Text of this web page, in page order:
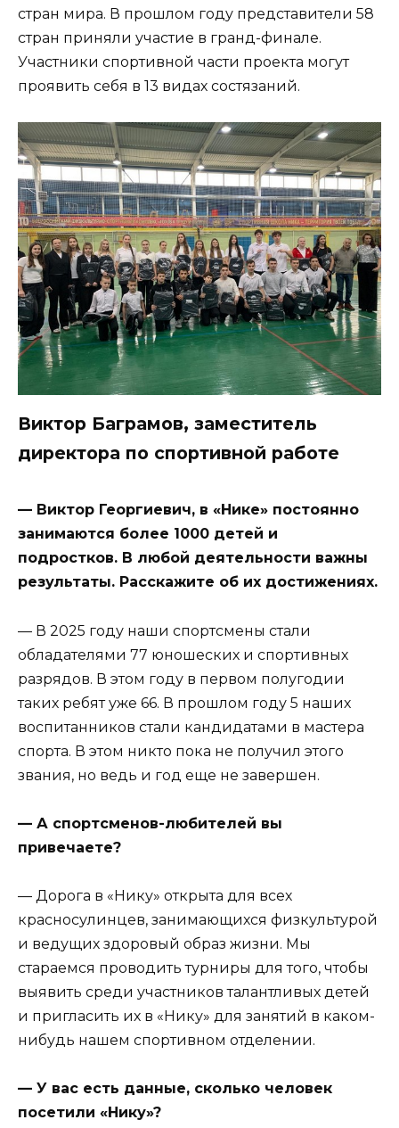
стран мира. В прошлом году представители 58
стран приняли участие в гранд-финале.
Участники спортивной части проекта могут
проявить себя в 13 видах состязаний.
Виктор Баграмов, заместитель
директора по спортивной работе
— Виктор Георгиевич, в «Нике» постоянно
занимаются более 1000 детей и
подростков. В любой деятельности важны
результаты. Расскажите об их достижениях.
— В 2025 году наши спортсмены стали
обладателями 77 юношеских и спортивных
разрядов. В этом году в первом полугодии
таких ребят уже 66. В прошлом году 5 наших
воспитанников стали кандидатами в мастера
спорта. В этом никто пока не получил этого
звания, но ведь и год еще не завершен.
— А спортсменов-любителей вы
привечаете?
— Дорога в «Нику» открыта для всех
красносулинцев, занимающихся физкультурой
и ведущих здоровый образ жизни. Мы
стараемся проводить турниры для того, чтобы
выявить среди участников талантливых детей
и пригласить их в «Нику» для занятий в каком-
нибудь нашем спортивном отделении.
— У вас есть данные, сколько человек
посетили «Нику»?